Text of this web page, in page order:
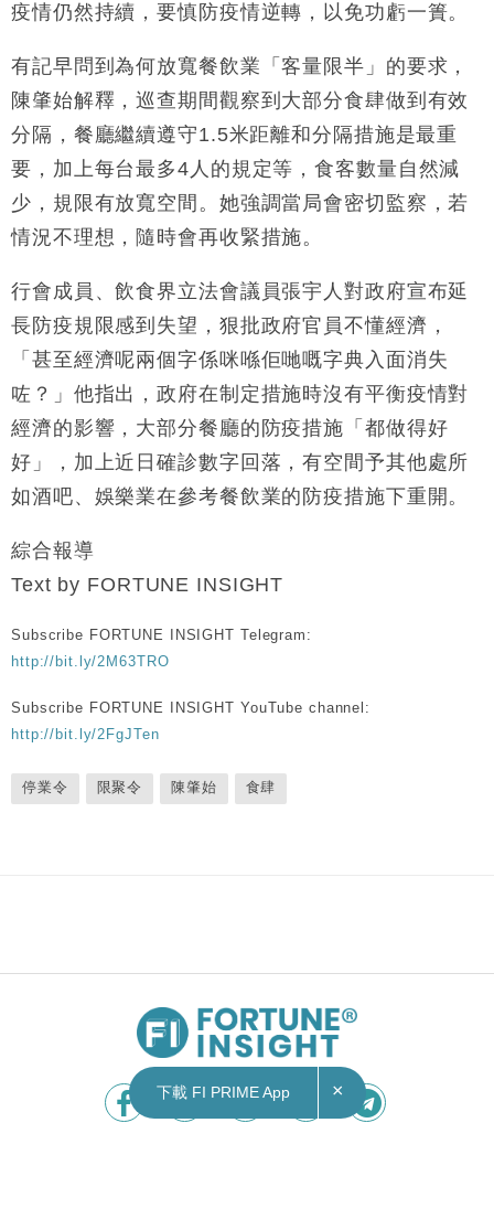
疫情仍然持續，要慎防疫情逆轉，以免功虧一簣。
有記早問到為何放寬餐飲業「客量限半」的要求，
陳肇始解釋，巡查期間觀察到大部分食肆做到有效
分隔，餐廳繼續遵守1.5米距離和分隔措施是最重
要，加上每台最多4人的規定等，食客數量自然減
少，規限有放寬空間。她強調當局會密切監察，若
情況不理想，隨時會再收緊措施。
行會成員、飲食界立法會議員張宇人對政府宣布延
長防疫規限感到失望，狠批政府官員不懂經濟，
「甚至經濟呢兩個字係咪喺佢哋嘅字典入面消失
咗？」他指出，政府在制定措施時沒有平衡疫情對
經濟的影響，大部分餐廳的防疫措施「都做得好
好」，加上近日確診數字回落，有空間予其他處所
如酒吧、娛樂業在參考餐飲業的防疫措施下重開。
綜合報導
Text by FORTUNE INSIGHT
Subscribe FORTUNE INSIGHT Telegram:
http://bit.ly/2M63TRO
Subscribe FORTUNE INSIGHT YouTube channel:
http://bit.ly/2FgJTen
停業令 限聚令 陳肇始 食肆
下載 FI PRIME App ×